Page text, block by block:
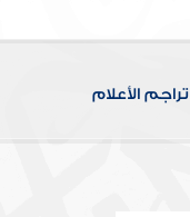
تراجم الأعلام